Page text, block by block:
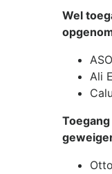
Wel
Ali
Otto